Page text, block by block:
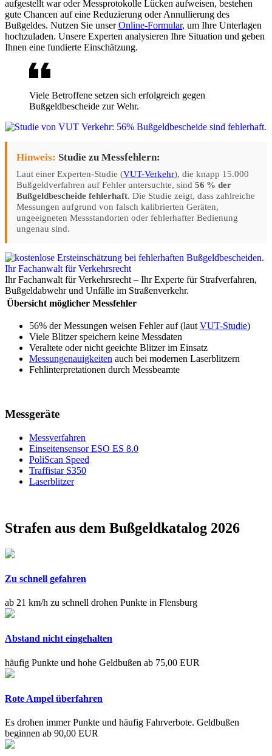
aufgestellt war oder Messprotokolle Lücken aufweisen, bestehen
gute Chancen auf eine Reduzierung oder Annullierung des
Bußgeldes. Nutzen Sie unserOnline-Formular, um Ihre Unterlagen
hochzuladen. Unsere Experten analysieren Ihre Situation und geben
Ihnen eine fundierte Einschätzung.
Viele Betroffene setzen sich erfolgreich gegen
Bußgeldbescheide zur Wehr.
Hinweis: Studie zu Messfehlern:
Laut einer Experten-Studie (VUT-Verkehr), die knapp 15.000
Bußgeldverfahren auf Fehler untersuchte, sind56 % der
Bußgeldbescheide fehlerhaft. Die Studie zeigt, dass zahlreiche
Messungen aufgrund von falsch kalibrierten Geräten,
ungeeigneten Messstandorten oder fehlerhafter Bedienung
ungenau sind.
Ihr Fachanwalt für Verkehrsrecht – Ihr Experte für Strafverfahren,
Bußgeldabwehr und Unfälle im Straßenverkehr.
Übersicht möglicher Messfehler
56% der Messungen weisen Fehler auf (laut VUT-Studie)
Viele Blitzer speichern keine Messdaten
Veraltete oder nicht geeichte Blitzer im Einsatz
Messungenauigkeiten auch bei modernen Laserblitzern
Fehlinterpretationen durch Messbeamte
Messgeräte
Messverfahren
Einseitensensor ESO ES 8.0
PoliScan Speed
Traffistar S350
Laserblitzer
Strafen aus dem Bußgeldkatalog 2026
Zu schnell gefahren
ab 21 km/h zu schnell drohen Punkte in Flensburg
Abstand nicht eingehalten
häufig Punkte und hohe Geldbußen ab 75,00 EUR
Rote Ampel überfahren
Es drohen immer Punkte und häufig Fahrverbote. Geldbußen
beginnen ab 90,00 EUR